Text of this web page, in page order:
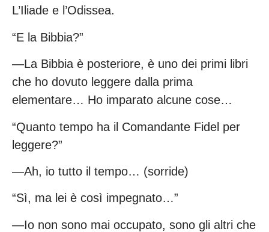
L’Iliade e l’Odissea.
“E la Bibbia?”
—La Bibbia è posteriore, è uno dei primi libri
che ho dovuto leggere dalla prima
elementare… Ho imparato alcune cose…
“Quanto tempo ha il Comandante Fidel per
leggere?”
—Ah, io tutto il tempo… (sorride)
“Sì, ma lei è così impegnato…”
—Io non sono mai occupato, sono gli altri che